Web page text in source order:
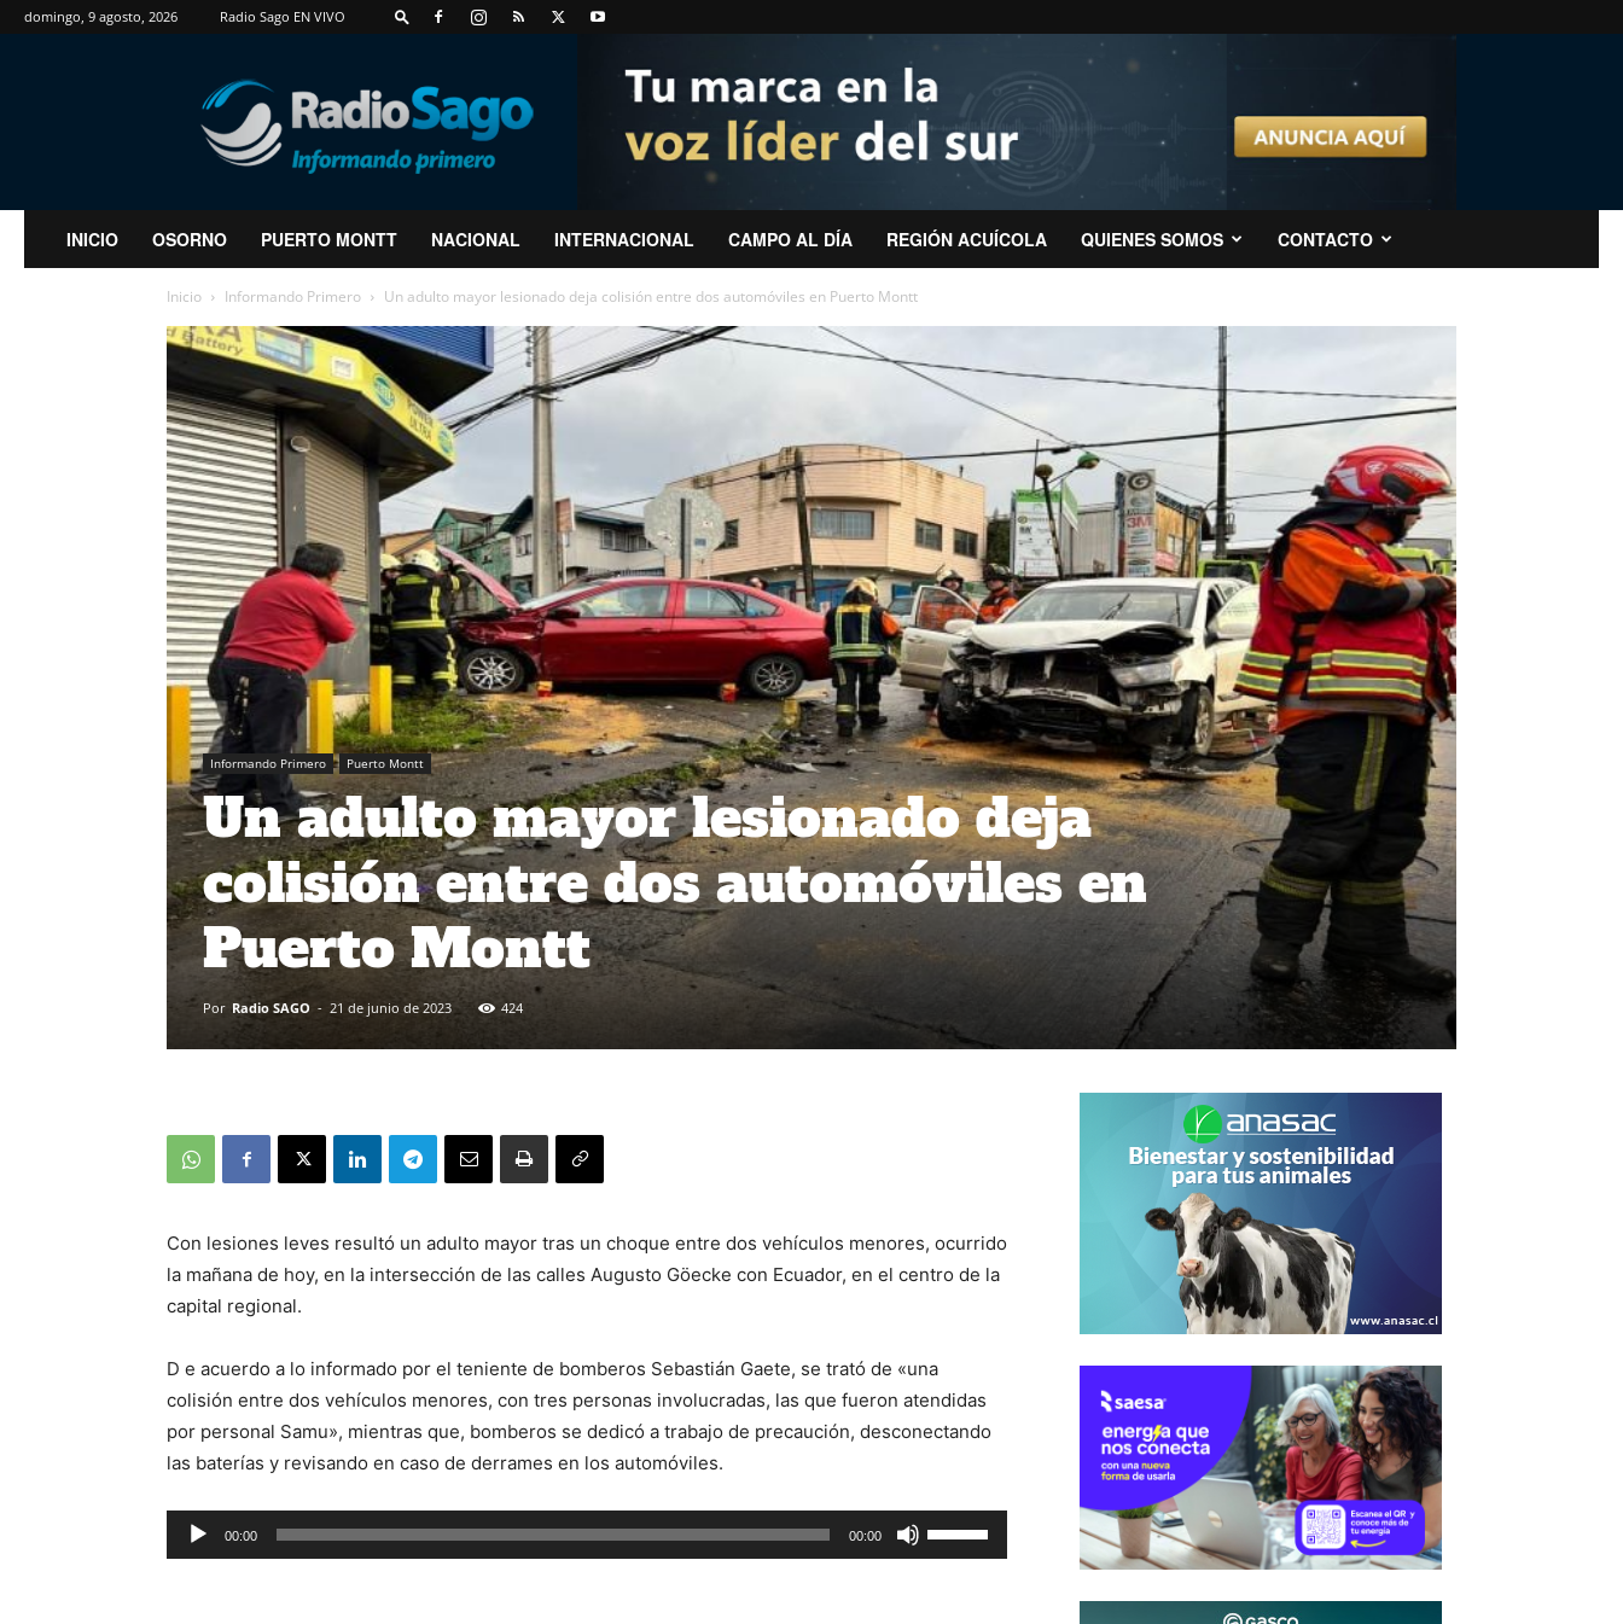
domingo, 9 agosto, 2026 Radio Sago EN VIVO
RadioSago
INICIO OSORNO PUERTO MONTT NACIONAL INTERNACIONAL CAMPO AL DÍA REGIÓN ACUÍCOLA QUIENES SOMOS CONTACTO
Inicio Informando Primero Un adulto mayor lesionado deja colisión entre dos automóviles en Puerto Montt
Informando Primero Puerto Montt
Un adulto mayor lesionado deja
colisión entre dos automóviles en
Puerto Montt
Por Radio SAGO - 21 de junio de 2023 424
Con lesiones leves resultó un adulto mayor tras un choque entre dos vehículos menores, ocurrido
la mañana de hoy, en la intersección de las calles Augusto Göecke con Ecuador, en el centro de la
capital regional.
D e acuerdo a lo informado por el teniente de bomberos Sebastián Gaete, se trató de «una
colisión entre dos vehículos menores, con tres personas involucradas, las que fueron atendidas
por personal Samu», mientras que, bomberos se dedicó a trabajo de precaución, desconectando
las baterías y revisando en caso de derrames en los automóviles.
Reproductor
de
00:00 00:00
las